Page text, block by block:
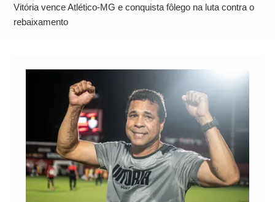
Operação Ágio: Ação policial na Bahia prende 14
suspeitos e mira rede ligada a ‘Zói de Gato’, do
Vitória vence Atlético-MG e conquista fôlego na luta contra o
rebaixamento